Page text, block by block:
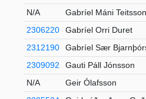
N/A
Gabríel Máni Teitsson
2306220
Gabríel Orri Duret
2312190
Gabríel Sær
2309092
Gauti Páll Jónsson
N/A
Geir Ólafsson